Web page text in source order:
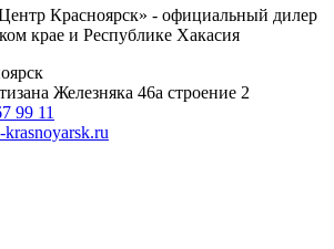
Красноярск» - официальный дилер
крае и Республике Хакасия
Железняка 46а строение 2
99 11